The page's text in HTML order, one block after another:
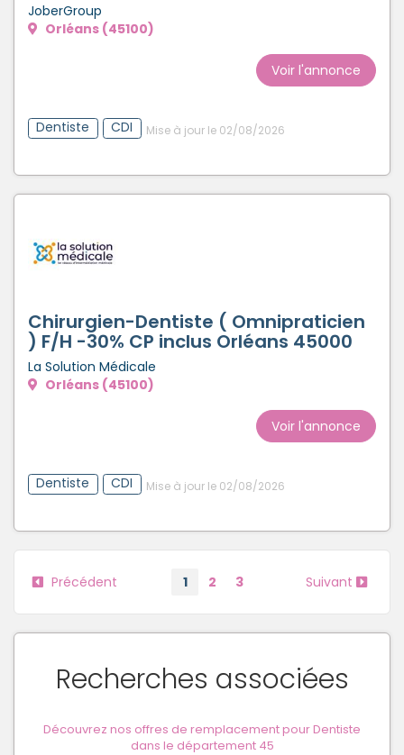
JoberGroup
Orléans (45100)
Voir l'annonce
Dentiste CDI Mise à jour le 02/08/2026
Chirurgien-Dentiste ( Omnipraticien
) F/H -30% CP inclus Orléans 45000
La Solution Médicale
Orléans (45100)
Voir l'annonce
Dentiste CDI Mise à jour le 02/08/2026
Précédent 1 2 3 Suivant
Recherches associées
Découvrez nos offres de remplacement pour Dentiste
dans le département 45